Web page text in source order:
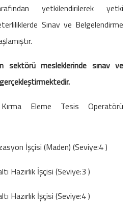
yetkilendirilerek yetki
Sınav ve Belgelendirme
sektörü mesleklerinde sınav ve
Eleme Tesis Operatörü
İşçisi (Maden) (Seviye:4 )
Hazırlık İşçisi (Seviye:3 )
Hazırlık İşçisi (Seviye:4 )